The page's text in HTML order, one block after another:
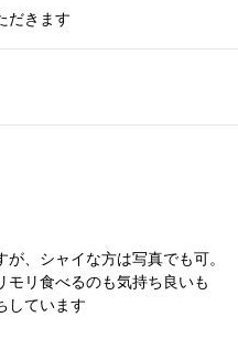
だきます
、シャイな方は写真でも可。
モリ食べるのも気持ち良いも
しています